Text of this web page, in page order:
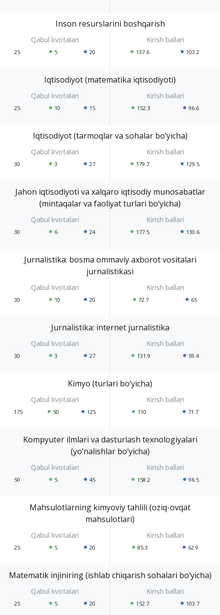
Inson resurslarini boshqarish
25 5 20 137.6 103.2
Iqtisodiyot (matematika iqtisodiyoti)
25 10 15 152.3 96.6
Iqtisodiyot (tarmoqlar va sohalar bo‘yicha)
30 3 27 179.7 129.5
Jahon iqtisodiyoti va xalqaro iqtisodiy munosabatlar
(mintaqalar va faoliyat turlari bo‘yicha)
30 6 24 177.5 130.6
Jurnalistika: bosma ommaviy axborot vositalari
jurnalistikasi
30 10 20 72.7 65
Jurnalistika: internet jurnalistika
30 3 27 131.9 59.4
Kimyo (turlari bo‘yicha)
175 50 125 110 71.7
Kompyuter ilmlari va dasturlash texnologiyalari
(yo‘nalishlar bo‘yicha)
50 5 45 158.2 96.5
Mahsulotlarning kimyoviy tahlili (oziq-ovqat
mahsulotlari)
25 5 20 85.3 62.9
Matematik injiniring (ishlab chiqarish sohalari bo‘yicha)
25 5 20 152.7 103.7